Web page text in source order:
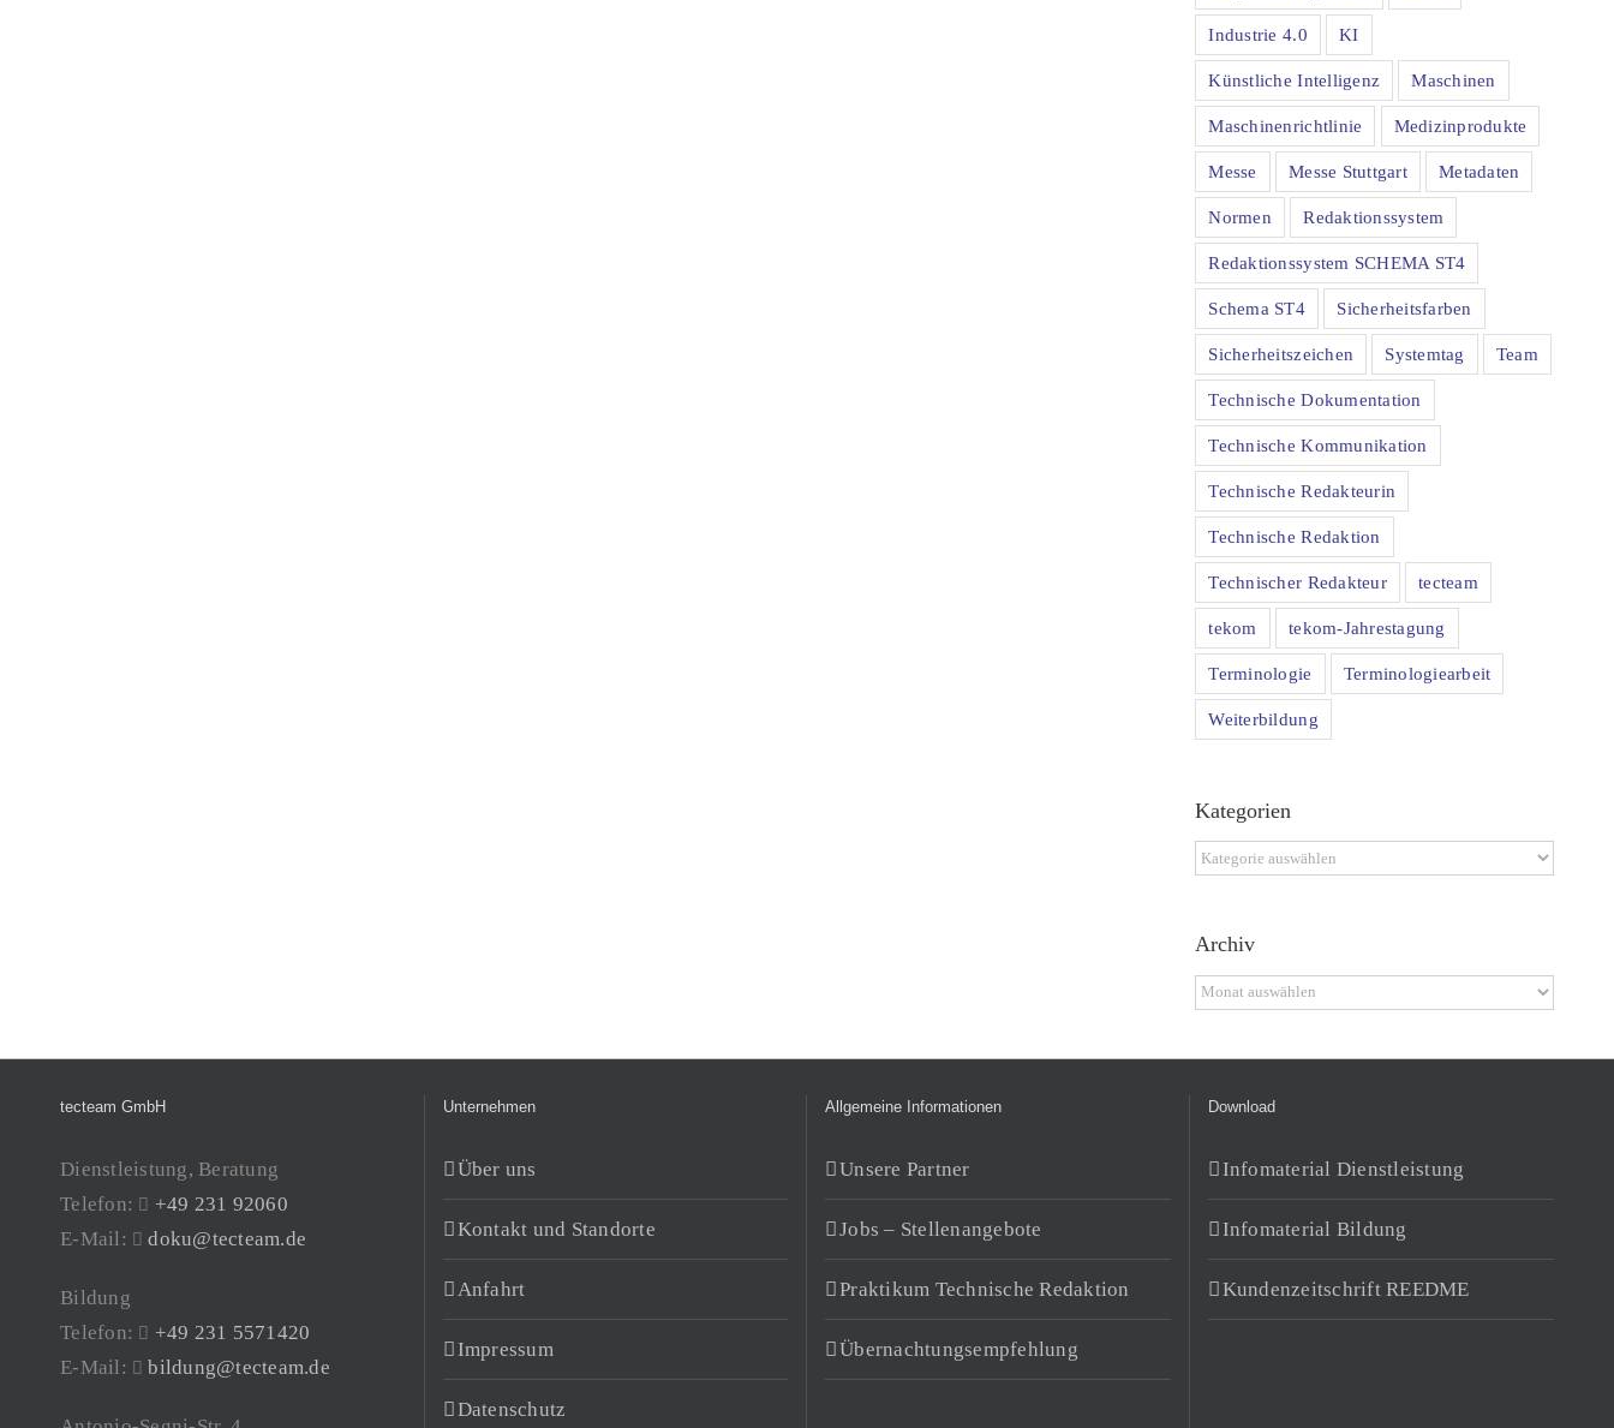
Industrie 4.0 KI
Künstliche Intelligenz Maschinen
Maschinenrichtlinie Medizinprodukte
Messe Messe Stuttgart Metadaten
Normen Redaktionssystem
Redaktionssystem SCHEMA ST4
Schema ST4 Sicherheitsfarben
Sicherheitszeichen Systemtag Team
Technische Dokumentation
Technische Kommunikation
Technische Redakteurin
Technische Redaktion
Technischer Redakteur tecteam
tekom tekom-Jahrestagung
Terminologie Terminologiearbeit
Weiterbildung
Kategorien
Kategorien
Archiv
Archiv
tecteam GmbH
Dienstleistung, Beratung
Telefon:
+49 231 92060
E-Mail:
doku@tecteam.de
Bildung
Telefon:
+49 231 5571420
E-Mail:
bildung@tecteam.de
Unternehmen
Über uns
Kontakt und Standorte
Anfahrt
Impressum
Datenschutz
Allgemeine Informationen
Unsere Partner
Jobs – Stellenangebote
Praktikum Technische Redaktion
Übernachtungsempfehlung
Download
Infomaterial Dienstleistung
Infomaterial Bildung
Kundenzeitschrift REEDME